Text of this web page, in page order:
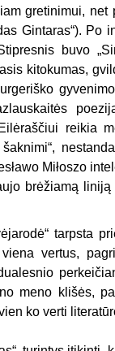
gretinimui,
Gintaras“). Po
buvo
kitokumas,
reikia
Miłoszo
brėžiamą
tarpsta
vertus,
meno klišės,
ko verti